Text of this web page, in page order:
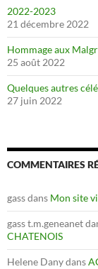
2022-2023
21 décembre 2022
Hommage aux
25 août 2022
Quelques autres
27 juin 2022
COMMENTAIRES
gassdans Mon site
gass t.m.geneanet
CHATENOIS
Helene Danydans